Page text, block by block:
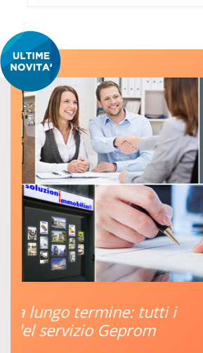
Segnaletica di
evento internazionale